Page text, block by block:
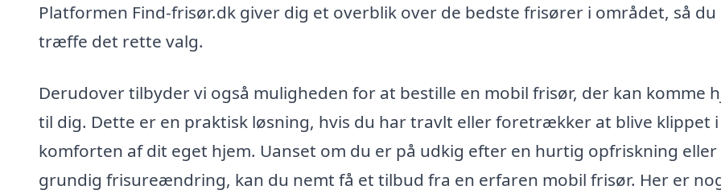
Platformen Find-frisør.dk giver dig et overblik over de bedste frisører i området, så du
træffe det rette valg.
Derudover tilbyder vi også muligheden for at bestille en mobil frisør, der kan komme
til dig. Dette er en praktisk løsning, hvis du har travlt eller foretrækker at blive klippet i
komforten af dit eget hjem. Uanset om du er på udkig efter en hurtig opfriskning eller
grundig frisureændring, kan du nemt få et tilbud fra en erfaren mobil frisør. Her er